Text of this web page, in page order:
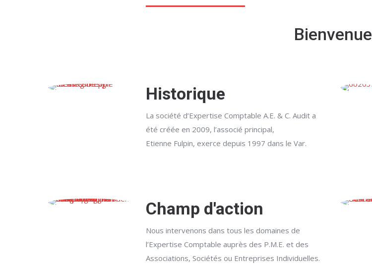
Bienvenue
Historique
La société d’Expertise Comptable A.E. & C. Audit a
été créée en 2009, l’associé principal,
Etienne Fulpin, exerce depuis 1997 dans le Var.
Champ d'action
Nous intervenons dans tous les domaines de
l’Expertise Comptable auprès des P.M.E. et des
Associations, Sociétés ou Entreprises Individuelles.